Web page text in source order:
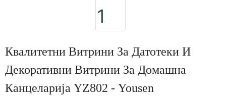
Квалитетни Витрини За Датотеки И
Декоративни Витрини За Домашна
Канцеларија YZ802 - Yousen